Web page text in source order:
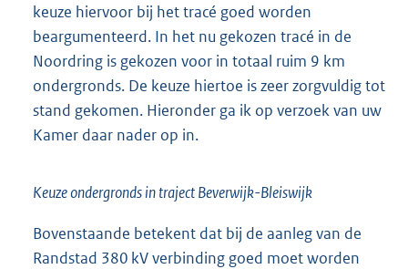
keuze hiervoor bij het tracé goed worden
beargumenteerd. In het nu gekozen tracé in de
Noordring is gekozen voor in totaal ruim 9 km
ondergronds. De keuze hiertoe is zeer zorgvuldig tot
stand gekomen. Hieronder ga ik op verzoek van uw
Kamer daar nader op in.
Keuze ondergronds in traject Beverwijk-Bleiswijk
Bovenstaande betekent dat bij de aanleg van de
Randstad 380 kV verbinding goed moet worden